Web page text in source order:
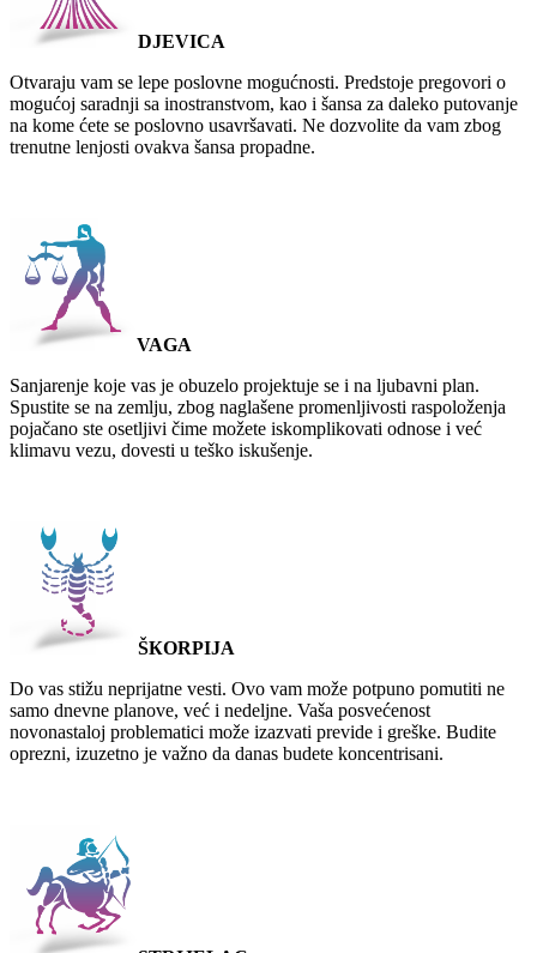
DJEVICA
Otvaraju vam se lepe poslovne mogućnosti. Predstoje pregovori o
mogućoj saradnji sa inostranstvom, kao i šansa za daleko putovanje
na kome ćete se poslovno usavršavati. Ne dozvolite da vam zbog
trenutne lenjosti ovakva šansa propadne.
VAGA
Sanjarenje koje vas je obuzelo projektuje se i na ljubavni plan.
Spustite se na zemlju, zbog naglašene promenljivosti raspoloženja
pojačano ste osetljivi čime možete iskomplikovati odnose i već
klimavu vezu, dovesti u teško iskušenje.
ŠКORPIJA
Do vas stižu neprijatne vesti. Ovo vam može potpuno pomutiti ne
samo dnevne planove, već i nedeljne. Vaša posvećenost
novonastaloj problematici može izazvati previde i greške. Budite
oprezni, izuzetno je važno da danas budete koncentrisani.